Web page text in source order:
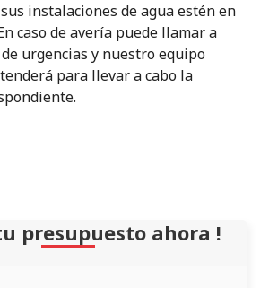
instalaciones de agua estén en
caso de avería puede llamar a
urgencias y nuestro equipo
para llevar a cabo la
presupuesto ahora !